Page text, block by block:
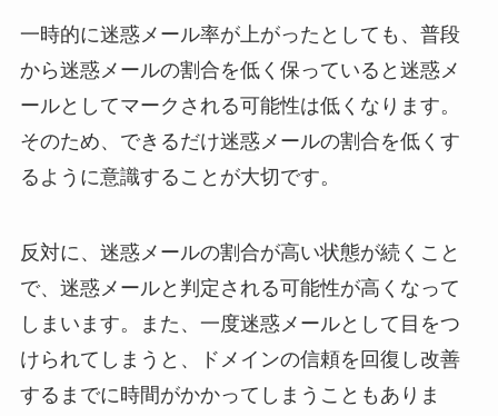
一時的に迷惑メール率が上がったとしても、普段
から迷惑メールの割合を低く保っていると迷惑メ
ールとしてマークされる可能性は低くなります。
そのため、できるだけ迷惑メールの割合を低くす
るように意識することが大切です。
反対に、迷惑メールの割合が高い状態が続くこと
で、迷惑メールと判定される可能性が高くなって
しまいます。また、一度迷惑メールとして目をつ
けられてしまうと、ドメインの信頼を回復し改善
するまでに時間がかかってしまうこともありま